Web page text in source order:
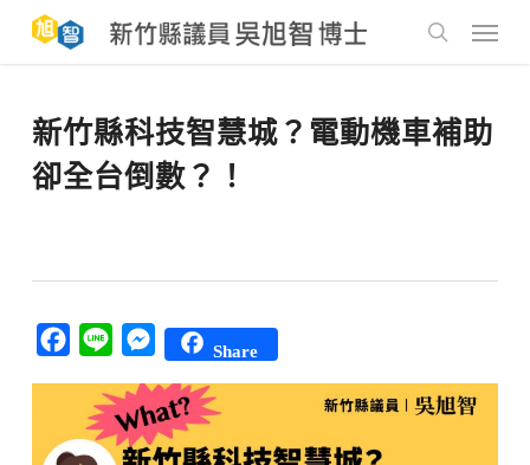
main
Menu
新竹縣科技智慧城？電動機車補助
卻全台倒數？！
Facebook
Line Messenger
Share